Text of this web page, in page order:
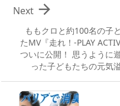
ももクロと約100名の子
たMV『走れ！-PLAY
ついに公開！ 思うように
った子どもたちの元気

Next